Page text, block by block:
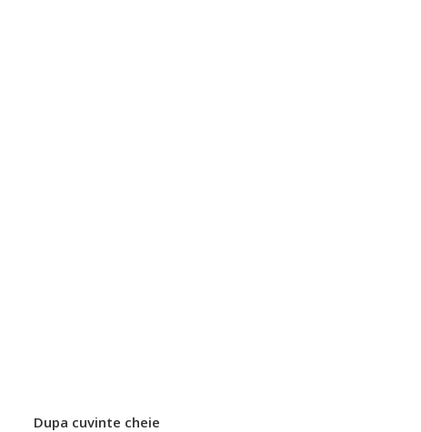
Dupa cuvinte cheie